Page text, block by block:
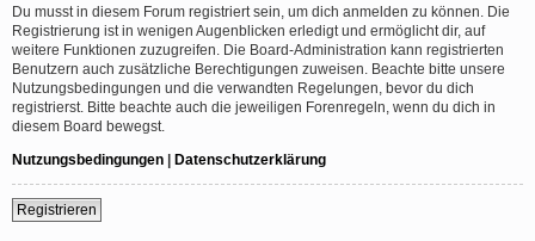
Du musst in diesem Forum registriert sein, um dich anmelden zu können. Die
Registrierung ist in wenigen Augenblicken erledigt und ermöglicht dir, auf
weitere Funktionen zuzugreifen. Die Board-Administration kann registrierten
Benutzern auch zusätzliche Berechtigungen zuweisen. Beachte bitte unsere
Nutzungsbedingungen und die verwandten Regelungen, bevor du dich
registrierst. Bitte beachte auch die jeweiligen Forenregeln, wenn du dich in
diesem Board bewegst.
Nutzungsbedingungen | Datenschutzerklärung
Registrieren